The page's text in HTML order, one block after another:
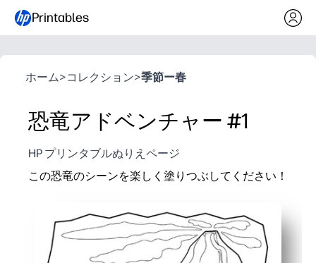
Printables
ホーム>コレクション>季節ー春
恐竜アドベンチャー #1
HP プリンタブルぬりえページ
この恐竜のシーンを楽しく塗りつぶしてください！